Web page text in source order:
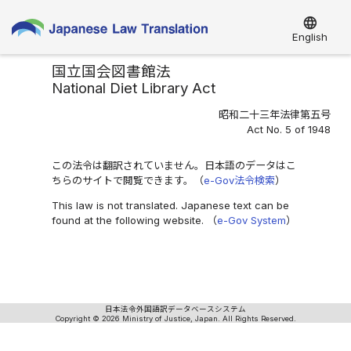
language
English
国立国会図書館法
National Diet Library Act
昭和二十三年法律第五号
Act No. 5 of 1948
この法令は翻訳されていません。日本語のデータはこ
ちらのサイトで閲覧できます。（e-Gov法令検索）
This law is not translated. Japanese text can be
found at the following website. （e-Gov System）
日本法令外国語訳データベースシステム
Copyright © 2026 Ministry of Justice, Japan. All Rights Reserved.